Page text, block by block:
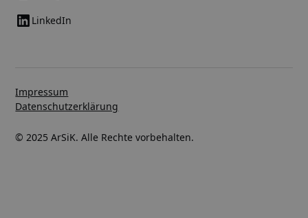
LinkedIn
© 2025 ArSiK. Alle Rechte vorbehalten.
Impressum
Datenschutzerklärung